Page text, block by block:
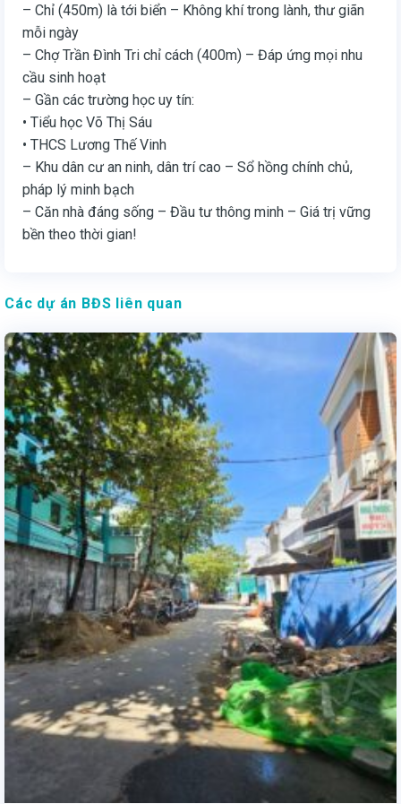
– Chỉ (450m) là tới biển – Không khí trong lành, thư giãn
mỗi ngày
– Chợ Trần Đình Tri chỉ cách (400m) – Đáp ứng mọi nhu
cầu sinh hoạt
– Gần các trường học uy tín:
• Tiểu học Võ Thị Sáu
• THCS Lương Thế Vinh
– Khu dân cư an ninh, dân trí cao – Sổ hồng chính chủ,
pháp lý minh bạch
– Căn nhà đáng sống – Đầu tư thông minh – Giá trị vững
bền theo thời gian!
Các dự án BĐS liên quan